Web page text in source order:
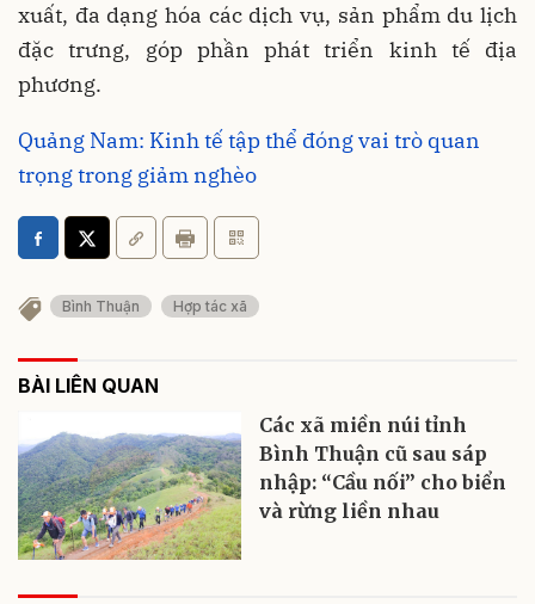
xuất, đa dạng hóa các dịch vụ, sản phẩm du lịch
đặc trưng, góp phần phát triển kinh tế địa
phương.
Quảng Nam: Kinh tế tập thể đóng vai trò quan
trọng trong giảm nghèo
Bình Thuận Hợp tác xã
BÀI LIÊN QUAN
Các xã miền núi tỉnh
Bình Thuận cũ sau sáp
nhập: “Cầu nối” cho biển
và rừng liền nhau